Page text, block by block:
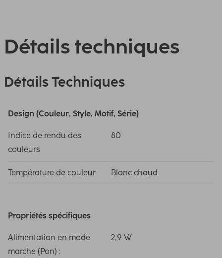
Détails techniques
Détails Techniques
Design (Couleur, Style, Motif, Série)
Indice de rendu des
couleurs
80
Température de couleur Blanc chaud
Propriétés spécifiques
Alimentation en mode
marche (Pon) :
2,9 W